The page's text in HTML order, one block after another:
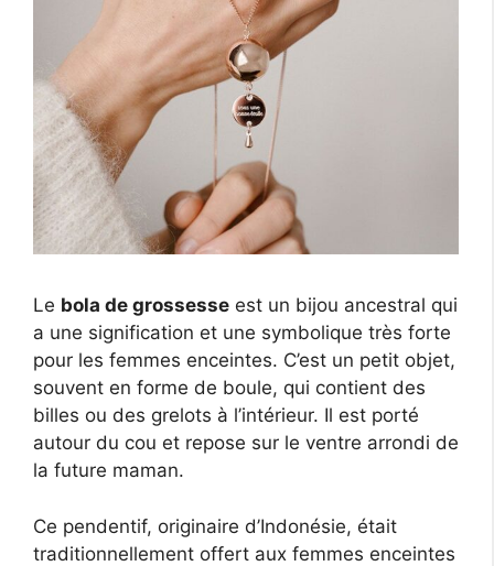
Le bola de grossesse est un bijou ancestral qui
a une signification et une symbolique très forte
pour les femmes enceintes. C’est un petit objet,
souvent en forme de boule, qui contient des
billes ou des grelots à l’intérieur. Il est porté
autour du cou et repose sur le ventre arrondi de
la future maman.
Ce pendentif, originaire d’Indonésie, était
traditionnellement offert aux femmes enceintes